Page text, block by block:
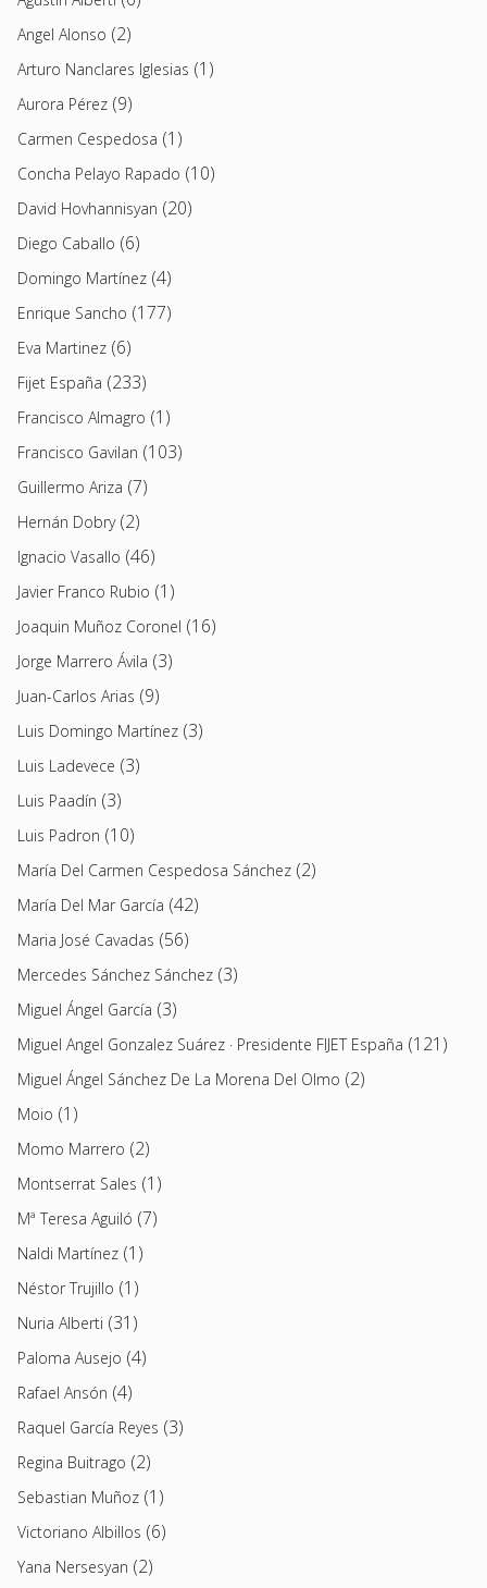
Angel Alonso (2)
Arturo Nanclares Iglesias (1)
Aurora Pérez (9)
Carmen Cespedosa (1)
Concha Pelayo Rapado (10)
David Hovhannisyan (20)
Diego Caballo (6)
Domingo Martínez (4)
Enrique Sancho (177)
Eva Martinez (6)
Fijet España (233)
Francisco Almagro (1)
Francisco Gavilan (103)
Guillermo Ariza (7)
Hernán Dobry(2)
Ignacio Vasallo (46)
Javier Franco Rubio (1)
Joaquin Muñoz Coronel (16)
Jorge Marrero Ávila (3)
Juan-Carlos Arias (9)
Luis Domingo Martínez (3)
Luis Ladevece (3)
Luis Paadín (3)
Luis Padron (10)
María Del Carmen Cespedosa Sánchez (2)
María Del Mar García (42)
Maria José Cavadas (56)
Mercedes Sánchez Sánchez (3)
Miguel Ángel García (3)
Miguel Angel Gonzalez Suárez · Presidente FIJET España (121)
Miguel Ángel Sánchez De La Morena Del Olmo (2)
Moio (1)
Momo Marrero (2)
Montserrat Sales (1)
Mª Teresa Aguiló (7)
Naldi Martínez (1)
Néstor Trujillo (1)
Nuria Alberti (31)
Paloma Ausejo (4)
Rafael Ansón (4)
Raquel García Reyes (3)
Regina Buitrago (2)
Sebastian Muñoz (1)
Victoriano Albillos (6)
Yana Nersesyan (2)